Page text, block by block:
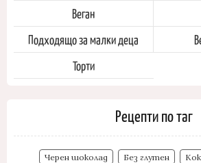
Веган
Подходящо за малки деца
Торти
Рецепти по таг
Черен шоколад Без глутен